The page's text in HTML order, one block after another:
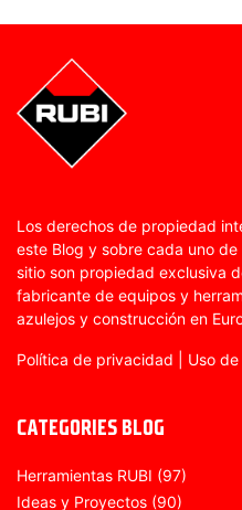
Los derechos de propiedad
este Blog y sobre cada uno
sitio son propiedad exclusiva
fabricante de equipos y
azulejos y construcción en
Política de privacidad Uso
CATEGORIES BLOG
Herramientas RUBI (97)
Ideas y Proyectos (90)